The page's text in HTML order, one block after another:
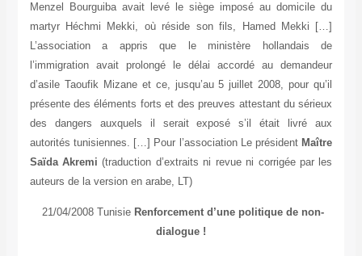
Menzel Bourguiba avait levé le siège imposé au domicile du
martyr Héchmi Mekki, où réside son fils, Hamed Mekki […]
L’association a appris que le ministère hollandais de
l’immigration avait prolongé le délai accordé au demandeur
d’asile Taoufik Mizane et ce, jusqu’au 5 juillet 2008, pour qu’il
présente des éléments forts et des preuves attestant du sérieux
des dangers auxquels il serait exposé s’il était livré aux
autorités tunisiennes. […] Pour l’association Le président Maître
Saïda Akremi (traduction d’extraits ni revue ni corrigée par les
auteurs de la version en arabe, LT)
21/04/2008 Tunisie Renforcement d’une politique de non-
dialogue !